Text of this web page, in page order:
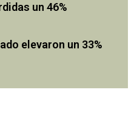
un 46%
elevaron un 33%